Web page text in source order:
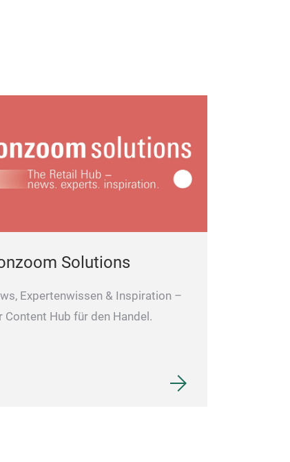
Solutions
Expertenwissen & Inspiration –
Content Hub für den Handel.